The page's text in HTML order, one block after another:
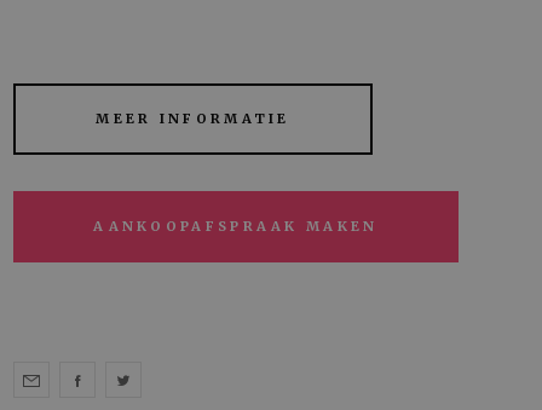
MEER INFORMATIE
AANKOOPAFSPRAAK MAKEN